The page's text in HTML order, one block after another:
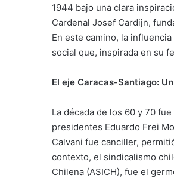
1944 bajo una clara
Cardenal Josef Cardijn,
En este camino, la
social que, inspirada en su
El eje Caracas-Santiago:
La década de los 60 y 70
presidentes Eduardo Frei
Calvani fue canciller,
contexto, el sindicalismo
Chilena (ASICH), fue el